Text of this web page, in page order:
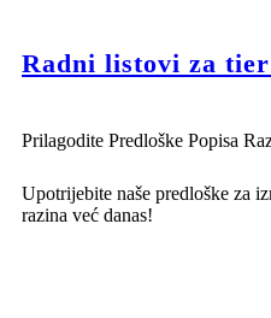
Radni listovi za
Prilagodite Predloške Popisa
Upotrijebite naše predloške za
razina već danas!